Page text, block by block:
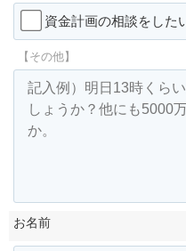
資金計画の相談をした
【その他】
お名前